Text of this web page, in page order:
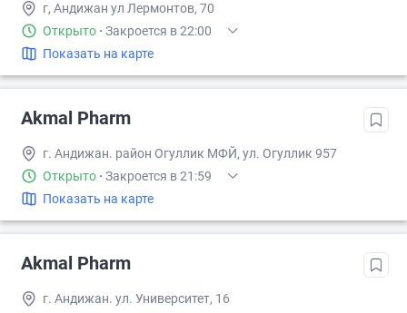
г, Андижан ул Лермонтов, 70
Открыто · Закроется в 22:00
Показать на карте
Akmal Pharm
г. Андижан. район Огуллик МФЙ, ул. Огуллик 957
Открыто · Закроется в 21:59
Показать на карте
Akmal Pharm
г. Андижан. ул. Университет, 16